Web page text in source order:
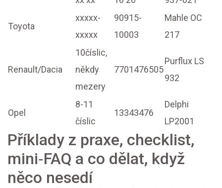
Toyota
xxxxx-
xxxxx
90915-
10003
Mahle OC
217
Renault/Dacia
10číslic,
někdy
mezery
7701476505
Purflux LS
932
Opel
8-11
číslic
13343476
Delphi
LP2001
Příklady z praxe, checklist,
mini‑FAQ a co dělat, když
něco nesedí